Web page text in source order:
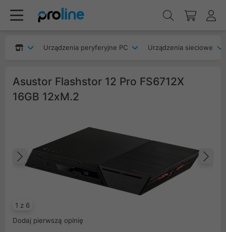
Urządzenia peryferyjne PC Urządzenia sieciowe
Asustor Flashstor 12 Pro FS6712X
16GB 12xM.2
1 z 6
Poprzedni
Dodaj pierwszą opinię